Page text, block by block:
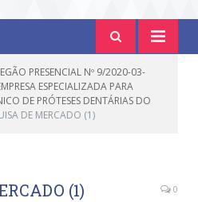
PRESENCIAL Nº 9/2020-03-
ESPECIALIZADA PARA
DE PRÓTESES DENTÁRIAS DO
DE MERCADO (1)
(1) 0